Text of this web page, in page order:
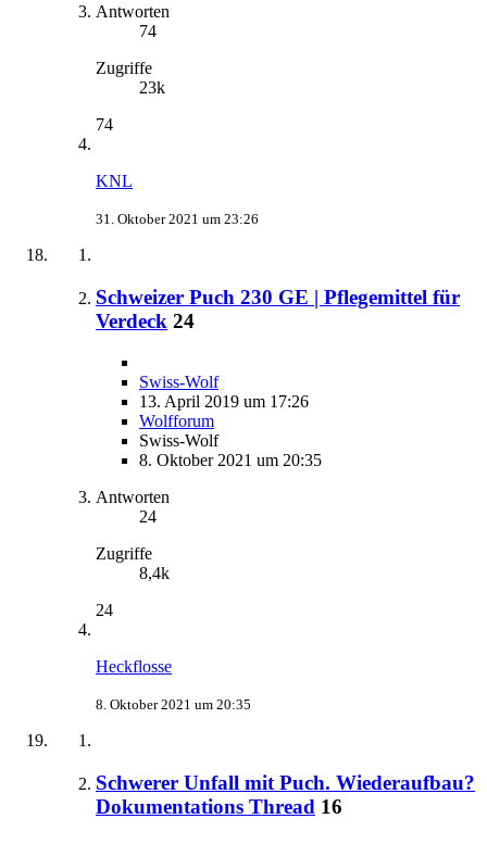
Antworten
74
Zugriffe
23k
74
KNL
31. Oktober 2021 um 23:26
Schweizer Puch 230 GE | Pflegemittel für
Verdeck 24
Swiss-Wolf
13. April 2019 um 17:26
Wolfforum
Swiss-Wolf
8. Oktober 2021 um 20:35
Antworten
24
Zugriffe
8,4k
24
Heckflosse
8. Oktober 2021 um 20:35
Schwerer Unfall mit Puch. Wiederaufbau?
Dokumentations Thread 16